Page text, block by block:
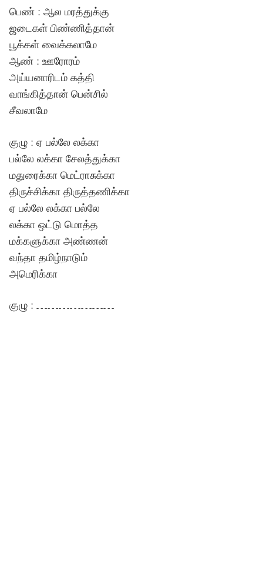
பெண் : ஆல மரத்துக்கு
ஜடைகள் பிண்ணித்தான்
பூக்கள் வைக்கலாமே
ஆண் : ஊரோரம்
அய்யனாரிடம் கத்தி
வாங்கித்தான் பென்சில்
சீவலாமே
குழு : ஏ பல்லே லக்கா
பல்லே லக்கா சேலத்துக்கா
மதுரைக்கா மெட்ராசுக்கா
திருச்சிக்கா திருத்தணிக்கா
ஏ பல்லே லக்கா பல்லே
லக்கா ஒட்டு மொத்த
மக்களுக்கா அண்ணன்
வந்தா தமிழ்நாடும்
அமெரிக்கா
குழு : …………………